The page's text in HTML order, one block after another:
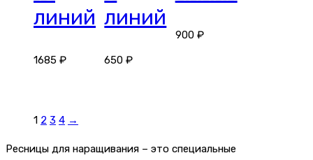
линий
1685 ₽
линий
650₽
900 ₽
1 2 3 4 →
Ресницы для наращивания – это специальные